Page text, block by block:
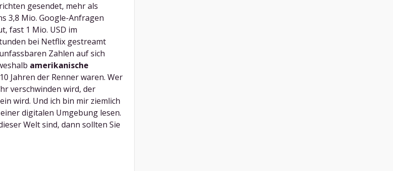
gesendet, mehr als
3,8 Mio. Google-Anfragen
fast 1 Mio. USD im
bei Netflix gestreamt
Zahlen auf sich
amerikanische
Jahren der Renner waren. Wer
verschwinden wird, der
wird. Und ich bin mir ziemlich
digitalen Umgebung lesen.
Welt sind, dann sollten Sie